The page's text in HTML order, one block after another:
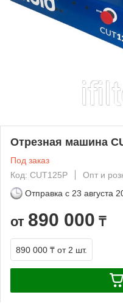
Отрезная машина
Под заказ
Код: CUT125P
Опт и
Отправка с 23 августа
от 890 000 ₸
890 000 ₸ от 2 шт.